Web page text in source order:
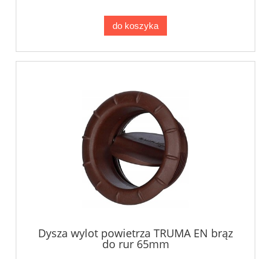
do koszyka
Dysza wylot powietrza TRUMA EN brąz
do rur 65mm